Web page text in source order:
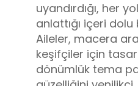
uyandırdığı, her
anlattığı içeri dolu
Aileler, macera
keşifçiler için
dönümlük tema